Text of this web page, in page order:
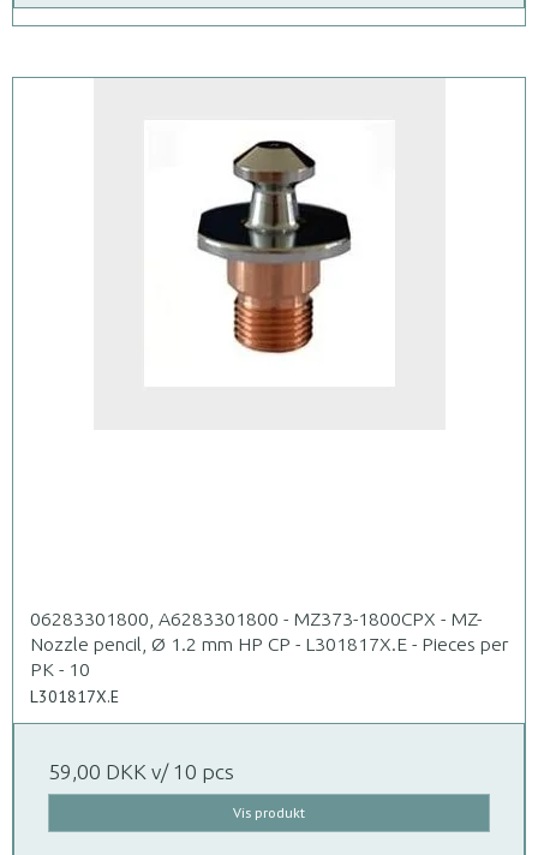
06283301800, A6283301800 - MZ373-1800CPX - MZ-
Nozzle pencil, Ø 1.2 mm HP CP - L301817X.E - Pieces per
PK - 10
L301817X.E
59,00 DKK v/ 10 pcs
Vis produkt